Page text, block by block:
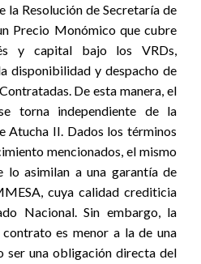
la Resolución de Secretaría de
Precio Monómico que cubre
y capital bajo los VRDs,
disponibilidad y despacho de
De esta manera, el
torna independiente de la
Atucha II. Dados los términos
mencionados, el mismo
lo asimilan a una garantía de
cuya calidad crediticia
Nacional. Sin embargo, la
es menor a la de una
ser una obligación directa del